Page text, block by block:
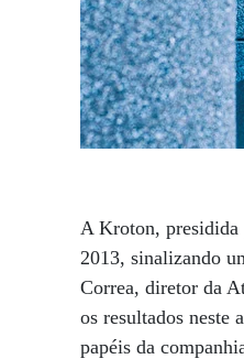
A Kroton, presidida
2013, sinalizando
Correa, diretor da
os resultados neste
papéis da